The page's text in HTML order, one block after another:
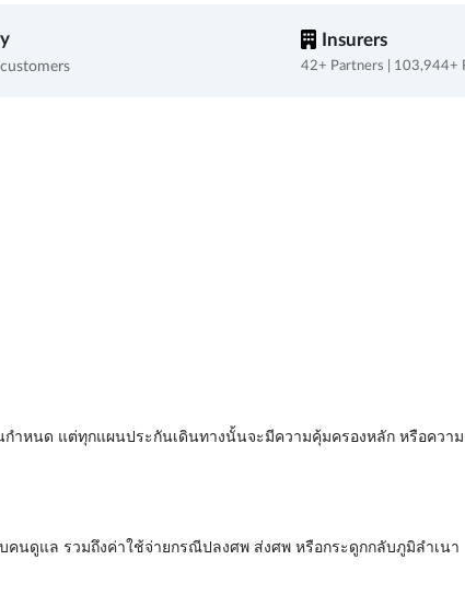
Insurers
42+ Partners | 103,944+
หนด แต่ทุกแผนประกันเดินทางนั้นจะมีความคุ้มครองหลัก หรือควา
คนดูแล รวมถึงค่าใช้จ่ายกรณีปลงศพ ส่งศพ หรือกระดูกกลับภูมิลำเนา